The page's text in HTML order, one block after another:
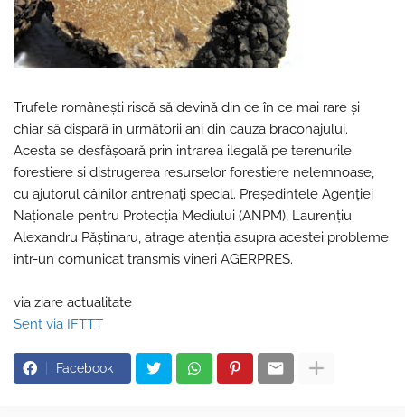
Trufele românești riscă să devină din ce în ce mai rare și
chiar să dispară în următorii ani din cauza braconajului.
Acesta se desfășoară prin intrarea ilegală pe terenurile
forestiere și distrugerea resurselor forestiere nelemnoase,
cu ajutorul câinilor antrenați special. Președintele Agenției
Naționale pentru Protecția Mediului (ANPM), Laurențiu
Alexandru Păștinaru, atrage atenția asupra acestei probleme
într-un comunicat transmis vineri AGERPRES.
via ziare actualitate
Sent via IFTTT
Facebook